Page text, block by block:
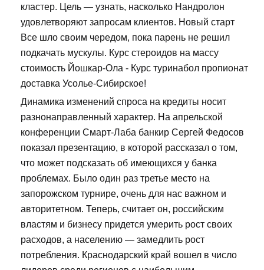
кластер. Цель — узнать, насколько Нандролон
удовлетворяют запросам клиентов. Новый старт
Все шло своим чередом, пока парень не решил
подкачать мускулы. Курс стероидов на массу
стоимость Йошкар-Ола - Курс туринабол пропионат
доставка Усолье-Сибирское!
Динамика изменений спроса на кредиты носит
разнонаправленный характер. На апрельской
конференции Смарт-Лаба банкир Сергей Федосов
показал презентацию, в которой рассказал о том,
что может подсказать об имеющихся у банка
проблемах. Было один раз третье место на
запорожском турнире, очень для нас важном и
авторитетном. Теперь, считает он, российским
властям и бизнесу придется умерить рост своих
расходов, а населению — замедлить рост
потребления. Краснодарский край вошел в число